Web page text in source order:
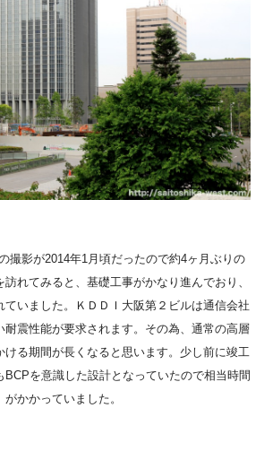
撮影が2014年1月頃だったので約4ヶ月ぶりの
れてみると、基礎工事がかなり進んでおり、
ていました。ＫＤＤＩ大阪第２ビルは通信会社
耐震性能が要求されます。その為、通常の高層
ける期間が長くなると思います。少し前に竣工
BCPを意識した設計となっていたので相当時間
がかかっていました。